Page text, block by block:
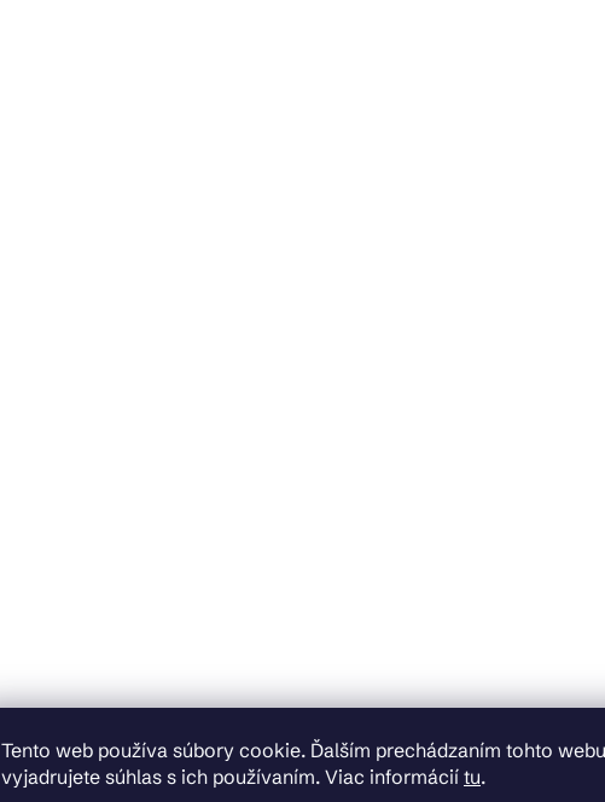
Tento web používa súbory cookie. Ďalším prechádzaním tohto webu
vyjadrujete súhlas s ich používaním. Viac informácií tu.